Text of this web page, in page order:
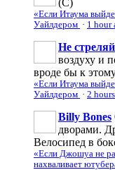
«Если Итаума
Уайлдером · 1 hour
Не
воздуху и
вроде бы к
«Если Итаума
Уайлдером · 2
Billy Bones
дворами.
Велосипед в
«Если Джошуа не
нахваливает